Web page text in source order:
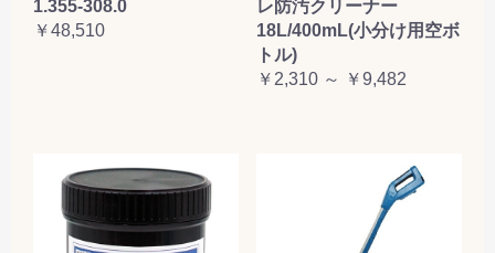
1.355-308.0
￥48,510
レ防汚クリーナー
18L/400mL(小分け用空ボ
トル)
￥2,310 ～ ￥9,482